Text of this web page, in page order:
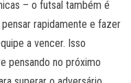
– o futsal também é
rapidamente e fazer
a vencer. Isso
pensando no próximo